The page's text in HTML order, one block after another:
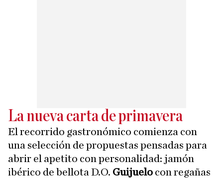
La nueva carta de primavera
El recorrido gastronómico comienza con
una selección de propuestas pensadas para
abrir el apetito con personalidad: jamón
ibérico de bellota D.O. Guijuelo con regañas